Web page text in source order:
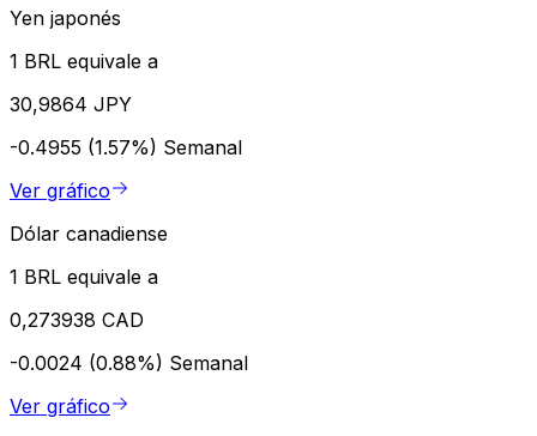
Yen japonés
1 BRL equivale a
30,9864 JPY
-0.4955 (1.57%) Semanal
Ver gráfico
Dólar canadiense
1 BRL equivale a
0,273938 CAD
-0.0024 (0.88%) Semanal
Ver gráfico